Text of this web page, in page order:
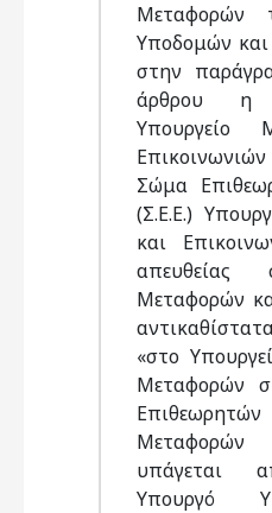
Μεταφορών
Υποδομών
στην
άρθρου η
Υπουργείο
Σώμα
(Σ.Ε.Ε.)
και
απευθείας
Μεταφορών
«στο
Μεταφορών
Μεταφορών
υπάγεται
Υπουργό